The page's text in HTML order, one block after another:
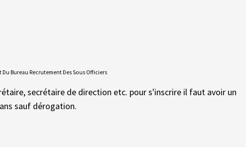
Bureau Recrutement Des Sous Officiers
secrétaire de direction etc. pour s'inscrire il faut avoir un
sauf dérogation.